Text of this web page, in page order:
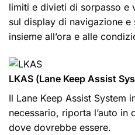
limiti e divieti di sorpasso e
sul display di navigazione e
insieme all’ora e alle
LKAS (Lane Keep Assist
Il Lane Keep Assist System
necessario, riporta l’auto in
dove dovrebbe essere.